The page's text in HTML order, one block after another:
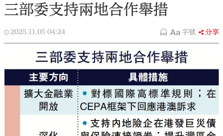
三部委支持兩地合作舉措
2025.11.05 04:24 字號 分享